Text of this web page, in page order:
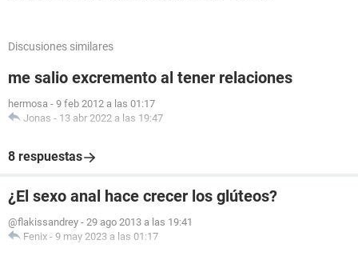
Discusiones similares
me salio excremento al tener relaciones
hermosa - 9 feb 2012 a las 01:17
Jonas - 13 abr 2022 a las 19:47
8 respuestas
¿El sexo anal hace crecer los glúteos?
@flakissandrey - 29 ago 2013 a las 19:41
Fenix - 9 may 2023 a las 01:17